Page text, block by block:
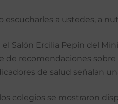
escucharles a ustedes, a
Salón Ercilia Pepín del
de recomendaciones
de salud señalan
colegios se mostraron